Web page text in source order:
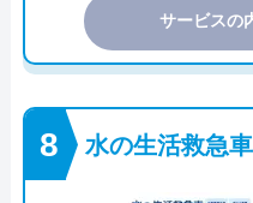
サービスの
水の生活救急車